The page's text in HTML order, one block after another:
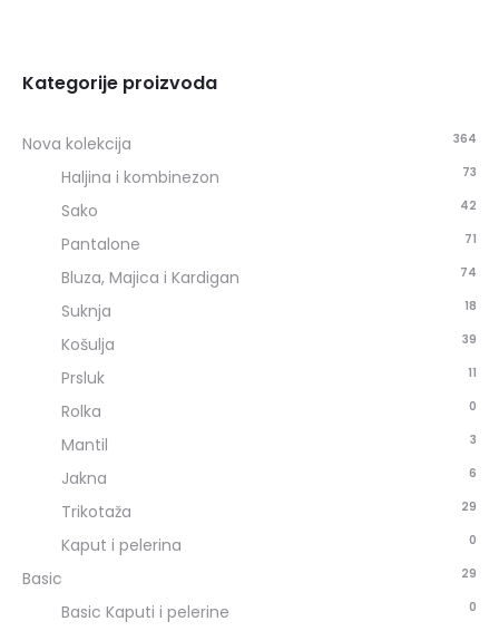
Kategorije proizvoda
Nova kolekcija 364
Haljina i kombinezon 73
Sako 42
Pantalone 71
Bluza, Majica i Kardigan 74
Suknja 18
Košulja 39
Prsluk 11
Rolka 0
Mantil 3
Jakna 6
Trikotaža 29
Kaput i pelerina 0
Basic 29
Basic Kaputi i pelerine 0